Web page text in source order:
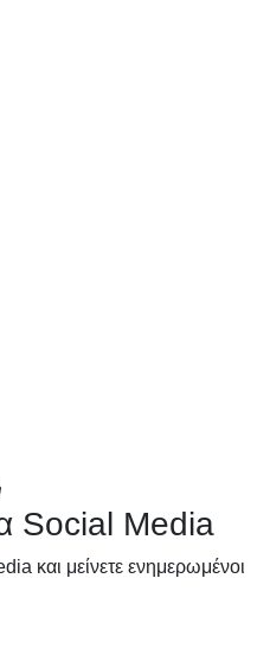
Social Media
και μείνετε ενημερωμένοι